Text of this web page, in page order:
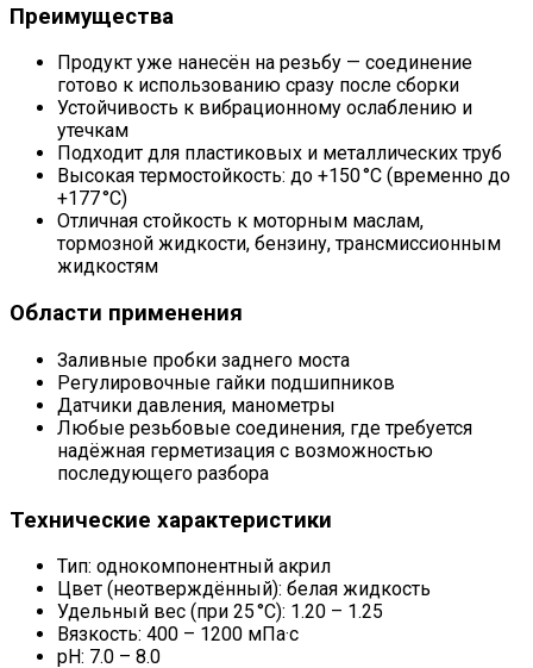
Преимущества
Продукт уже нанесён на резьбу — соединение
готово к использованию сразу после сборки
Устойчивость к вибрационному ослаблению и
утечкам
Подходит для пластиковых и металлических труб
Высокая термостойкость: до +150 °C (временно до
+177 °C)
Отличная стойкость к моторным маслам,
тормозной жидкости, бензину, трансмиссионным
жидкостям
Области применения
Заливные пробки заднего моста
Регулировочные гайки подшипников
Датчики давления, манометры
Любые резьбовые соединения, где требуется
надёжная герметизация с возможностью
последующего разбора
Технические характеристики
Тип: однокомпонентный акрил
Цвет (неотверждённый): белая жидкость
Удельный вес (при 25 °C): 1.20 – 1.25
Вязкость: 400 – 1200 мПа·с
pH: 7.0 – 8.0